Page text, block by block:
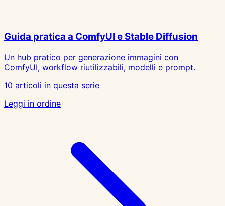
Guida pratica a ComfyUI e Stable Diffusion
Un hub pratico per generazione immagini con
ComfyUI, workflow riutilizzabili, modelli e prompt.
10 articoli in questa serie
Leggi in ordine